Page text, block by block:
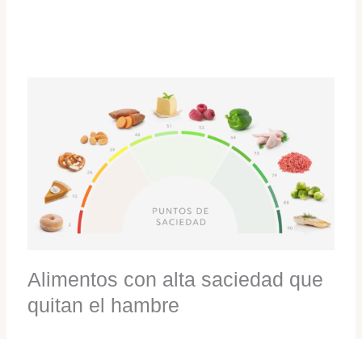
Alimentos con alta saciedad que
quitan el hambre